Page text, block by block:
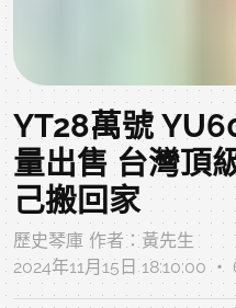
YT28萬號
量出售 台灣頂
己搬回家
歷史琴庫 作者：黃先生
2024年11月15日 18:10:00 ‧